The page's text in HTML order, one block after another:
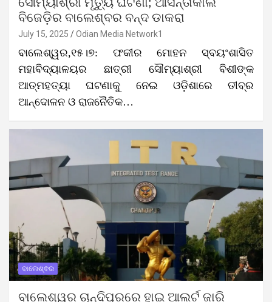
ବିଜେଡ଼ିର ବାଲେଶ୍ବର ବନ୍ଦ ଡାକରା
July 15, 2025 Odian Media Network1
ବାଲେଶ୍ୱର,୧୫।୭: ଫକୀର ମୋହନ ସ୍ବୟଂଶାସିତ
ମହାବିଦ୍ୟାଳୟର ଛାତ୍ରୀ ସୌମ୍ୟାଶ୍ରୀ ବିଶୀଙ୍କ
ଆତ୍ମହତ୍ୟା ଘଟଣାକୁ ନେଇ ଓଡ଼ିଶାରେ ତୀବ୍ର
ଆନ୍ଦୋଳନ ଓ ରାଜନୈତିକ…
ବାଲେଶ୍ଵର
ବାଲେଶ୍ୱର ଚାନ୍ଦିପୁରରେ ହାଇ ଆଲର୍ଟ ଜାରି